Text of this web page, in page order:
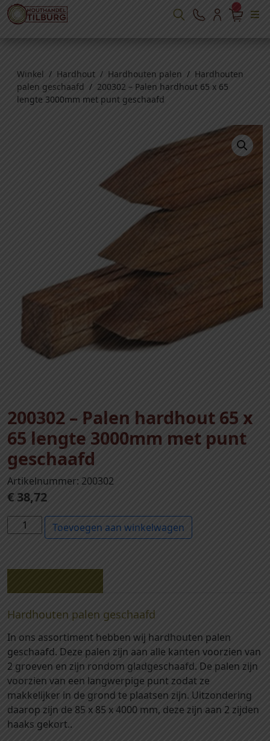
Winkel / Hardhout / Hardhouten palen / Hardhouten
palen geschaafd / 200302 – Palen hardhout 65 x 65
lengte 3000mm met punt geschaafd
200302 – Palen hardhout 65 x
65 lengte 3000mm met punt
geschaafd
Artikelnummer: 200302
€ 38,72
0
3
2
-
a
l
e
n
h
a
r
Toevoegen aan winkelwagen
Hardhouten palen geschaafd
In ons assortiment hebben wij hardhouten palen
geschaafd. Deze palen zijn aan alle kanten voorzien van
2 groeven en zijn rondom gladgeschaafd. De palen zijn
voorzien van een langwerpige punt zodat ze
makkelijker in de grond te plaatsen zijn. Uitzondering
daarop zijn de 85 x 85 x 4000 mm, deze zijn aan 2 zijden
haaks gekort..